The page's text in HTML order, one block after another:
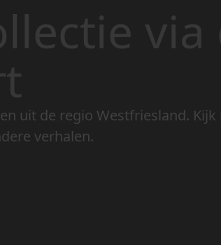
via
uit de regio Westfriesland. Kijk
verhalen.